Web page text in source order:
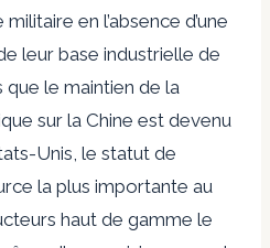
en l’absence d’une
leur base industrielle de
le maintien de la
sur la Chine est devenu
Unis, le statut de
la plus importante au
haut de gamme le